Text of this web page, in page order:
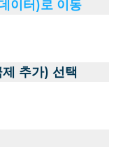
이터)로 이동
추가) 선택